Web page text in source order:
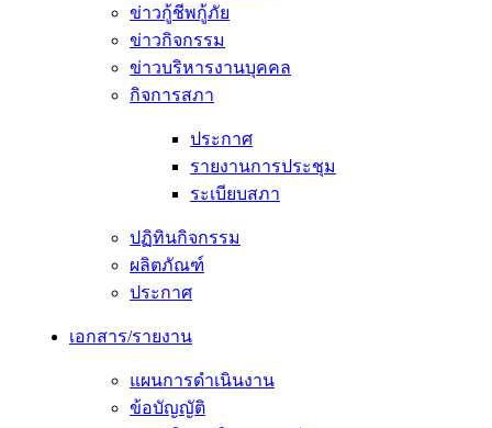
ข่าวกู้ชีพกู้ภัย
ข่าวกิจกรรม
ข่าวบริหารงานบุคคล
กิจการสภา
ประกาศ
รายงานการประชุม
ระเบียบสภา
ปฏิทินกิจกรรม
ผลิตภัณฑ์
ประกาศ
เอกสาร/รายงาน
แผนการดำเนินงาน
ข้อบัญญัติ